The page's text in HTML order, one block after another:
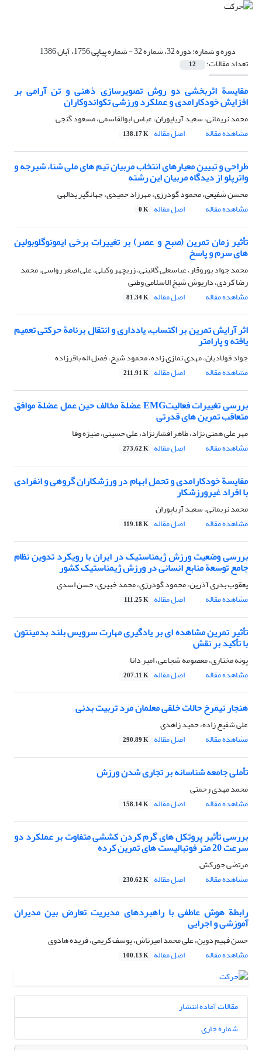
دوره و شماره:دوره 32، شماره 32 - شماره پیاپی 1756، آبان 1386
تعداد مقالات: 12
مقایسة اثربخشی دو روش تصویرسازی ذهنی و تن آرامی بر
افزایش خودکارامدی و عملکرد ورزشی تکواندوکاران
محمد نریمانی، سعید آریاپوران، عباس ابوالقاسمی، مسعود گنجی
مشاهده مقاله
اصل مقاله 138.17 K
طراحی و تبیین معیارهای انتخاب مربیان تیم های ملی شنا، شیرجه و
واترپلو از دیدگاه مربیان این رشته
محسن شفیعی، محمود گودرزی، مهرزاد حمیدی، جهانگیر یدالهی
مشاهده مقاله
اصل مقاله 0 K
تأثیر زمان تمرین (صبح و عصر) بر تغییرات برخی ایمونوگلوبولین
های سرم و پاسخ
محمد جواد پوروقار، عباسعلی گائینی، زریچهر وکیلی، علی اصغر رواسی، محمد
رضا کردی، داریوش شیخ الاسلامی وطنی
مشاهده مقاله
اصل مقاله 81.34 K
اثر آرایش تمرین بر اکتساب، یادداری و انتقال برنامة حرکتی تعمیم
یافته و پارامتر
جواد فولادیان، مهدی نمازی زاده، محمود شیخ، فضل اله باقرزاده
مشاهده مقاله
اصل مقاله 211.91 K
بررسی تغییرات فعالیتEMG عضلة مخالف حین عمل عضلة موافق
متعاقب تمرین های قدرتی
مهر علی همتی نژاد، طاهر افشارنژاد، علی حسینی، منیژه وفا
مشاهده مقاله
اصل مقاله 273.62 K
مقایسة خودکارامدی و تحمل ابهام در ورزشکاران گروهی و انفرادی
با افراد غیرورزشکار
محمد نریمانی، سعید آریاپوران
مشاهده مقاله
اصل مقاله 119.18 K
بررسی وضعیت ورزش ژیمناستیک در ایران با رویکرد تدوین نظام
جامع توسعة منابع انسانی در ورزش ژیمناستیک کشور
یعقوب بدری آذرین، محمود گودرزی، محمد خبیری، حسن اسدی
مشاهده مقاله
اصل مقاله 111.25 K
تأثیر تمرین مشاهده ای بر یادگیری مهارت سرویس بلند بدمینتون
با تأکید بر نقش
پونه مختاری، معصومه شجاعی، امیر دانا
مشاهده مقاله
اصل مقاله 207.11 K
هنجار نیمرخ حالات خلقی معلمان مرد تربیت بدنی
علی شفیع زاده، حمید زاهدی
مشاهده مقاله
اصل مقاله 290.89 K
تأملی جامعه شناسانه بر تجاری شدن ورزش
محمد مهدی رحمتی
مشاهده مقاله
اصل مقاله 158.14 K
بررسی تأثیر پروتکل های گرم کردن کششی متفاوت بر عملکرد دو
سرعت 20 متر فوتبالیست های تمرین کرده
مرتضی جورکش
مشاهده مقاله
اصل مقاله 230.62 K
رابطة هوش عاطفی با راهبردهای مدیریت تعارض بین مدیران
آموزشی و اجرایی
حسن فهیم دوین، علی محمد امیرتاش، یوسف کریمی، فریده هادوی
مشاهده مقاله
اصل مقاله 100.13 K
مقالات آماده انتشار
شماره جاری